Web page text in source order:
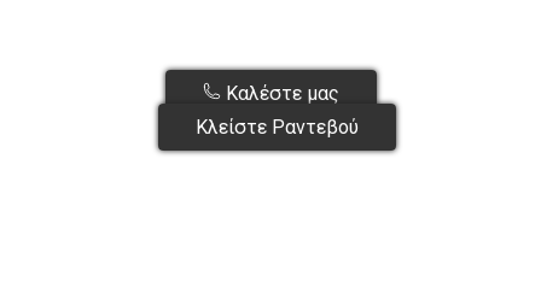
Καλέστε μας
Κλείστε Ραντεβού